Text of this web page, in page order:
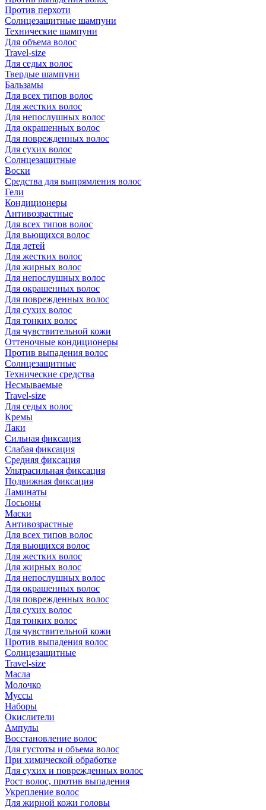
Против перхоти
Солнцезащитные шампуни
Технические шампуни
Для объема волос
Travel-size
Для седых волос
Твердые шампуни
Бальзамы
Для всех типов волос
Для жестких волос
Для непослушных волос
Для окрашенных волос
Для поврежденных волос
Для сухих волос
Солнцезащитные
Воски
Средства для выпрямления волос
Гели
Кондиционеры
Антивозрастные
Для всех типов волос
Для вьющихся волос
Для детей
Для жестких волос
Для жирных волос
Для непослушных волос
Для окрашенных волос
Для поврежденных волос
Для сухих волос
Для тонких волос
Для чувствительной кожи
Оттеночные кондиционеры
Против выпадения волос
Солнцезащитные
Технические средства
Несмываемые
Travel-size
Для седых волос
Кремы
Лаки
Сильная фиксация
Слабая фиксация
Средняя фиксация
Ультрасильная фиксация
Подвижная фиксация
Ламинаты
Лосьоны
Маски
Антивозрастные
Для всех типов волос
Для вьющихся волос
Для жестких волос
Для жирных волос
Для непослушных волос
Для окрашенных волос
Для поврежденных волос
Для сухих волос
Для тонких волос
Для чувствительной кожи
Против выпадения волос
Солнцезащитные
Travel-size
Масла
Молочко
Муссы
Наборы
Окислители
Ампулы
Восстановление волос
Для густоты и объема волос
При химической обработке
Для сухих и поврежденных волос
Рост волос, против выпадения
Укрепление волос
Для жирной кожи головы